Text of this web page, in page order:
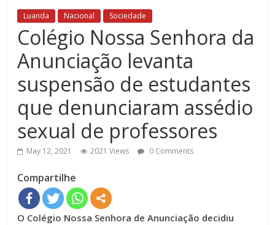
Luanda Nacional Sociedade
Colégio Nossa Senhora da
Anunciação levanta
suspensão de estudantes
que denunciaram assédio
sexual de professores
May 12, 2021 2021 Views 0 Comments
Compartilhe
O Colégio Nossa Senhora de Anunciação decidiu